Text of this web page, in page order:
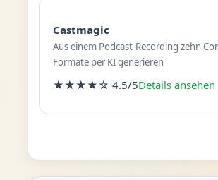
Castmagic
Aus einem Podcast-Recording zehn
Formate per KI generieren
★★★★☆ 4.5/5Details